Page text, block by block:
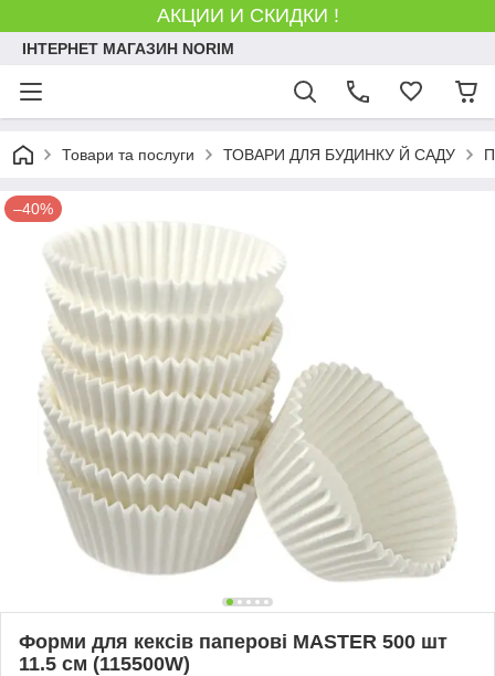
АКЦИИ И СКИДКИ !
ІНТЕРНЕТ МАГАЗИН NORIM
Товари та послуги ТОВАРИ ДЛЯ БУДИНКУ Й САДУ
–40%
Форми для кексів паперові MASTER 500 шт
11.5 см (115500W)